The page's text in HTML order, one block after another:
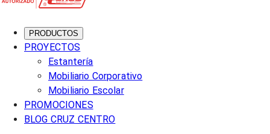
PRODUCTOS
PROYECTOS
Estantería
Mobiliario Corporativo
Mobiliario Escolar
PROMOCIONES
BLOG CRUZ CENTRO